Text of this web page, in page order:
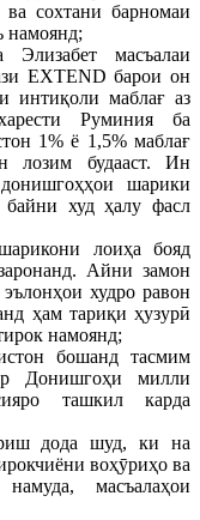
сохтани барномаи
намоянд;
Элизабет масъалаи
EXTEND барои он
интиқоли маблағ аз
Руминия ба
1% ё 1,5% маблағ
лозим будааст. Ин
шарики
худ ҳалу фасл
лоиҳа бояд
Айни замон
худро равон
ҳам тариқи ҳузурӣ
намоянд;
бошанд тасмим
Донишгоҳи милли
ташкил карда
дода шуд, ки на
воҳӯриҳо ва
масъалаҳои